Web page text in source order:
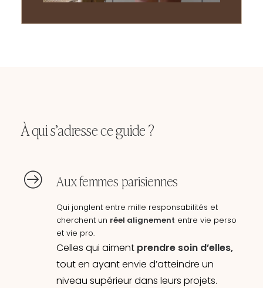
À qui s’adresse ce guide ?
Aux femmes parisiennes
Qui jonglent entre mille responsabilités et
cherchent un réel alignement entre vie perso
et vie pro.
Celles qui aiment prendre soin d’elles,
tout en ayant envie d’atteindre un
niveau supérieur dans leurs projets.